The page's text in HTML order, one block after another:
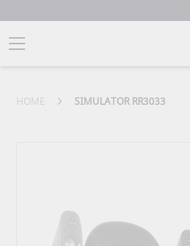
HOME SIMULATOR RR3033
springen